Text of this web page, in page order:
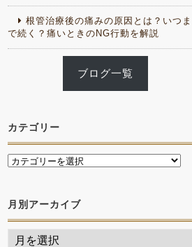
根管治療後の痛みの原因とは？いつま
で続く？痛いときのNG行動を解説
ブログ一覧
カテゴリー
月別アーカイブ